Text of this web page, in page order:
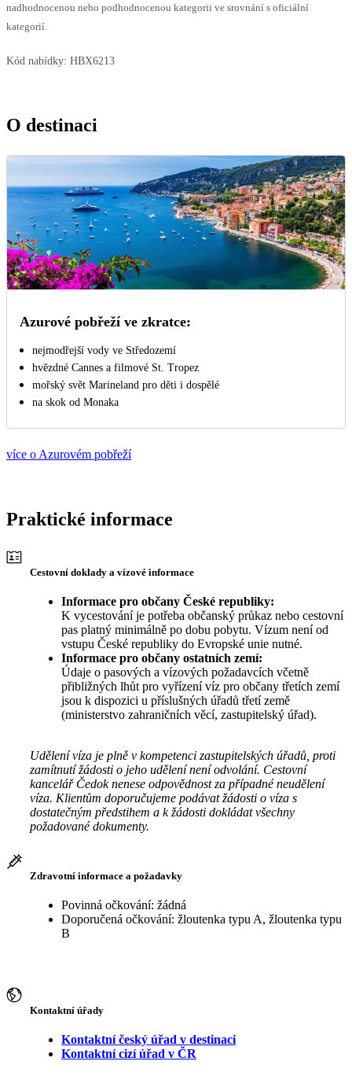
nadhodnocenou nebo podhodnocenou kategorii ve srovnání s oficiální
kategorií.
Kód nabídky: HBX6213
O destinaci
Azurové pobřeží ve zkratce:
nejmodřejší vody ve Středozemí
hvězdné Cannes a filmové St. Tropez
mořský svět Marineland pro děti i dospělé
na skok od Monaka
více o Azurovém pobřeží
Praktické informace
Cestovní doklady a vízové informace
Informace pro občany České republiky:
K vycestování je potřeba občanský průkaz nebo cestovní
pas platný minimálně po dobu pobytu. Vízum není od
vstupu České republiky do Evropské unie nutné.
Informace pro občany ostatních zemí:
Údaje o pasových a vízových požadavcích včetně
přibližných lhůt pro vyřízení víz pro občany třetích zemí
jsou k dispozici u příslušných úřadů třetí země
(ministerstvo zahraničních věcí, zastupitelský úřad).
Udělení víza je plně v kompetenci zastupitelských úřadů, proti
zamítnutí žádosti o jeho udělení není odvolání. Cestovní
kancelář Čedok nenese odpovědnost za případné neudělení
víza. Klientům doporučujeme podávat žádosti o víza s
dostatečným předstihem a k žádosti dokládat všechny
požadované dokumenty.
Zdravotní informace a požadavky
Povinná očkování: žádná
Doporučená očkování: žloutenka typu A, žloutenka typu
B
Kontaktní úřady
Kontaktní český úřad v destinaci
Kontaktní cizí úřad v ČR